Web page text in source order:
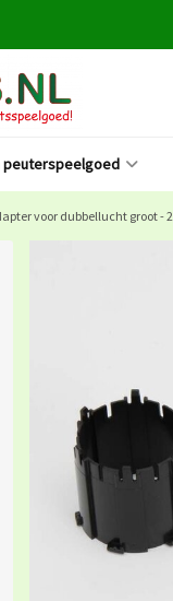
peuterspeelgoed
voor dubbellucht groot -